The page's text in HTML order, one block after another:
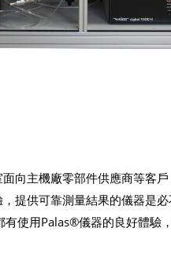
向主機廠零部件供應商等客
提供可靠測量結果的儀器是
使用Palas®儀器的良好體驗